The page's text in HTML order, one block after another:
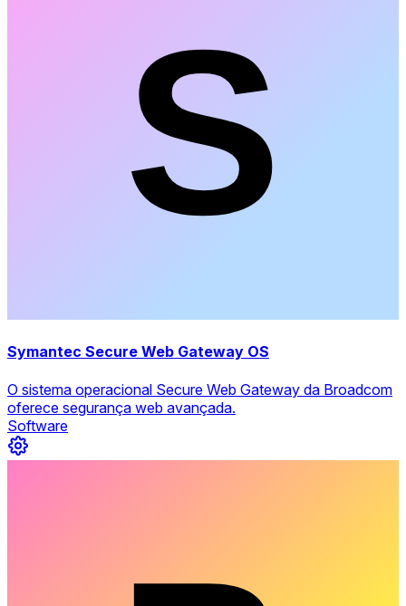
Symantec Secure Web Gateway OS
O sistema operacional Secure Web Gateway da Broadcom
oferece segurança web avançada.
Software